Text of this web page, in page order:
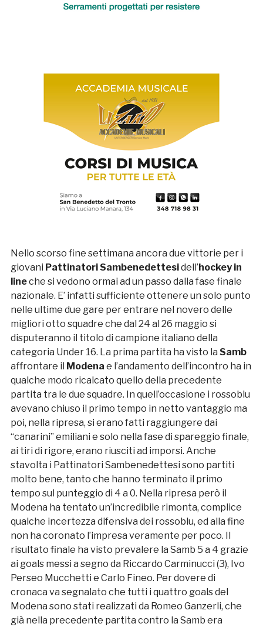
Nello scorso fine settimana ancora due vittorie per i
giovani Pattinatori Sambenedettesidell’ hockey in
lineche si vedono ormai ad un passo dalla fase finale
nazionale. E’ infatti sufficiente ottenere un solo punto
nelle ultime due gare per entrare nel novero delle
migliori otto squadre che dal 24 al 26 maggio si
disputeranno il titolo di campione italiano della
categoria Under 16. La prima partita ha visto la Samb
affrontare il Modena e l’andamento dell’incontro ha in
qualche modo ricalcato quello della precedente
partita tra le due squadre. In quell’occasione i rossoblu
avevano chiuso il primo tempo in netto vantaggio ma
poi, nella ripresa, si erano fatti raggiungere dai
“canarini” emiliani e solo nella fase di spareggio finale,
ai tiri di rigore, erano riusciti ad imporsi. Anche
stavolta i Pattinatori Sambenedettesi sono partiti
molto bene, tanto che hanno terminato il primo
tempo sul punteggio di 4 a 0. Nella ripresa però il
Modena ha tentato un’incredibile rimonta, complice
qualche incertezza difensiva dei rossoblu, ed alla fine
non ha coronato l’impresa veramente per poco. Il
risultato finale ha visto prevalere la Samb 5 a 4 grazie
ai goals messi a segno da Riccardo Carminucci (3), Ivo
Perseo Mucchetti e Carlo Fineo. Per dovere di
cronaca va segnalato che tutti i quattro goals del
Modena sono stati realizzati da Romeo Ganzerli, che
già nella precedente partita contro la Samb era